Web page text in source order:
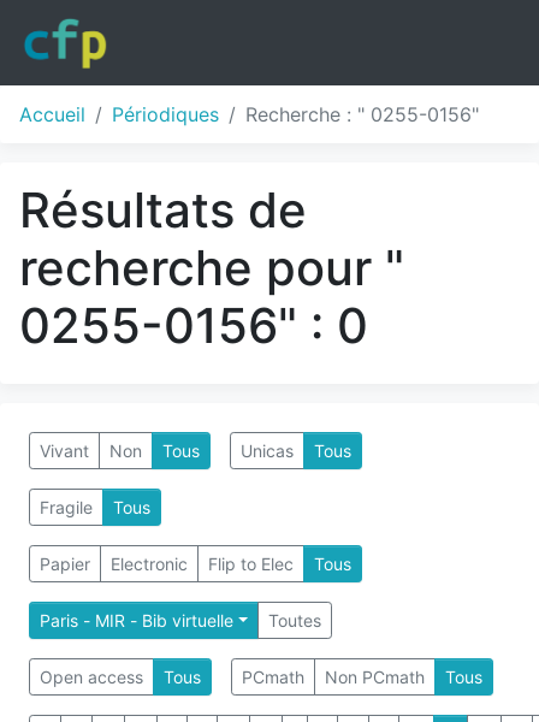
Accueil Périodiques Recherche : " 0255-0156"
Résultats de
recherche pour "
0255-0156" : 0
Vivant Non Tous Unicas Tous
Fragile Tous
Papier Electronic Flip to Elec Tous
Paris - MIR - Bib virtuelle Toutes
Open access Tous PCmath Non PCmath Tous